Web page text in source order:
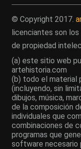
© Copyright 2017.
licenciantes son
de propiedad
(a) este sitio web
artehistoria.com
(b) todo el material
(incluyendo, sin
dibujos, música,
de la composición
individuales que
combinaciones de
programas que
software necesario